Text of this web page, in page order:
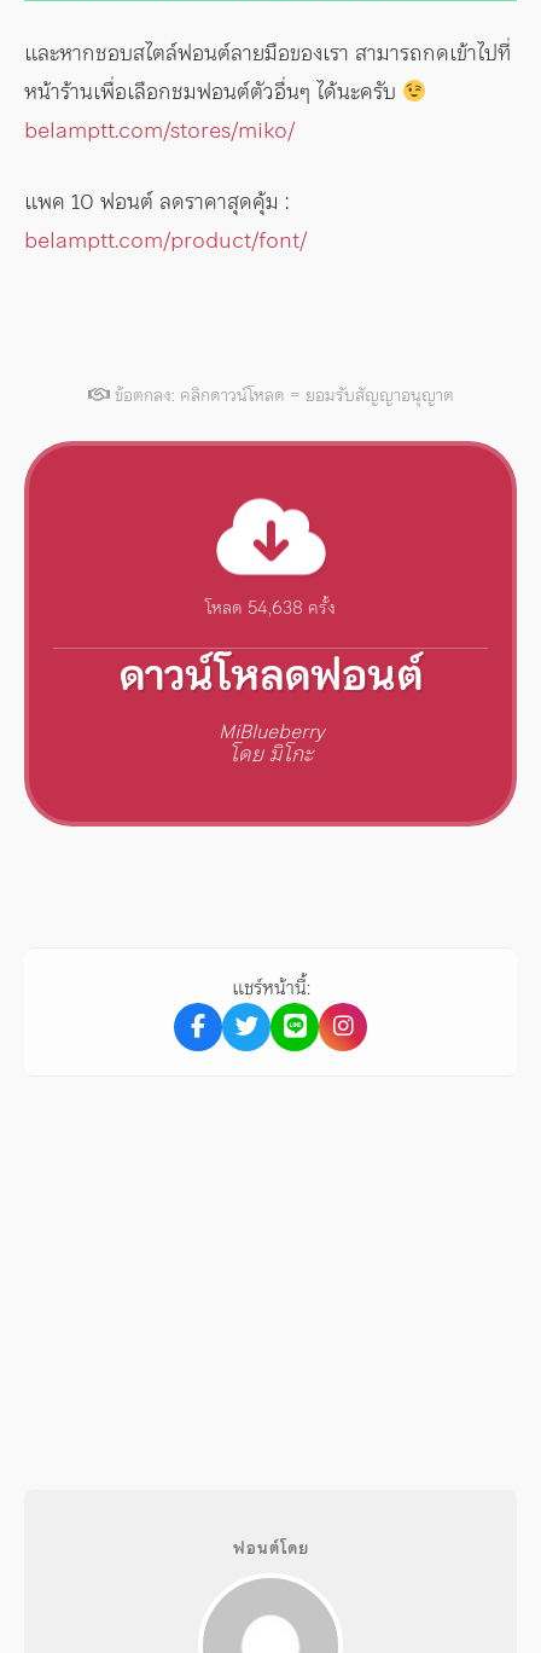
และหากชอบสไตล์ฟอนต์ลายมือของเรา สามารถกดเข้าไปที่
หน้าร้านเพื่อเลือกชมฟอนต์ตัวอื่นๆ ได้นะครับ
belamptt.com/stores/miko/
แพค 10 ฟอนต์ ลดราคาสุดคุ้ม :
belamptt.com/product/font/
ข้อตกลง: คลิกดาวน์โหลด = ยอมรับสัญญาอนุญาต
โหลด 54,638 ครั้ง
ดาวน์โหลดฟอนต์
MiBlueberry
โดย มิโกะ
แชร์หน้านี้:
ฟอนต์โดย